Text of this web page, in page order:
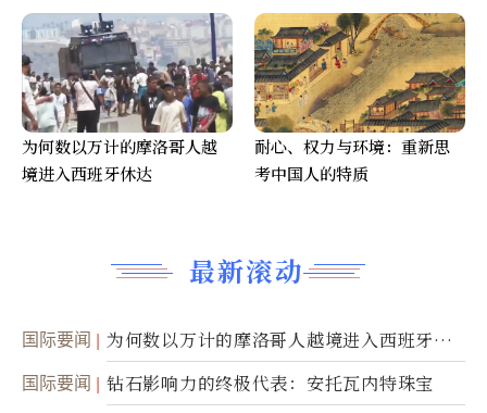
最新滚动
国际要闻
为何数以万计的摩洛哥人越境进入西班牙休
达
国际要闻 钻石影响力的终极代表：安托瓦内特珠宝
为何数以万计的摩洛哥人越
境进入西班牙休达
耐心、权力与环境：重新思
考中国人的特质